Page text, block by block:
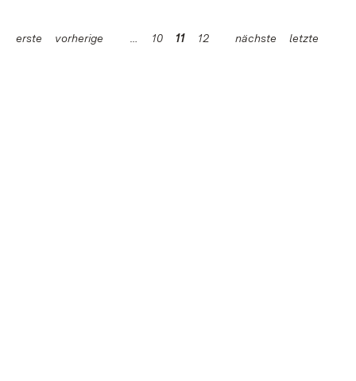
erste vorherige 10 11 12 nächste letzte